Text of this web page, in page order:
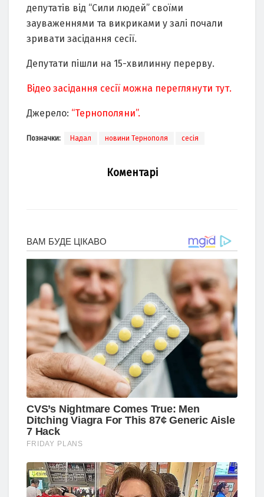
депутатів від “Сили людей” своїми
зауваженнями та викриками у залі почали
зривати засідання сесії.
Депутати пішли на 15-хвилинну перерву.
Відео засідання сесії можна переглянути тут.
Джерело: “Тернополяни”.
Позначки: Надал новини Тернополя сесія
Коментарі